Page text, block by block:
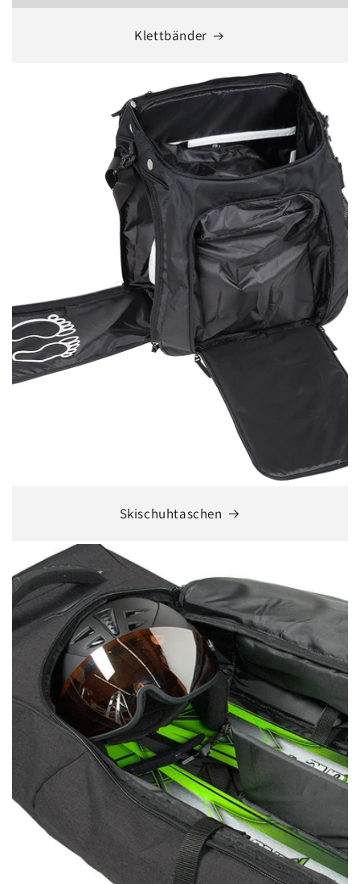
Klettbänder
Skischuhtaschen